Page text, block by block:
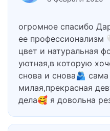
огромное спасибо
ее профессионализм
цвет и натуральная
уютная,в которую
снова и снова🫂
милая,прекрасная
дела🥰 я довольна